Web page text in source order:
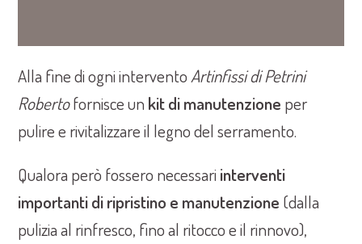
Alla fine di ogni intervento Artinfissi di Petrini
Robertofornisce un kit di manutenzione per
pulire e rivitalizzare il legno del serramento.
Qualora però fossero necessari interventi
importanti di ripristino e manutenzione (dalla
pulizia al rinfresco, fino al ritocco e il rinnovo),